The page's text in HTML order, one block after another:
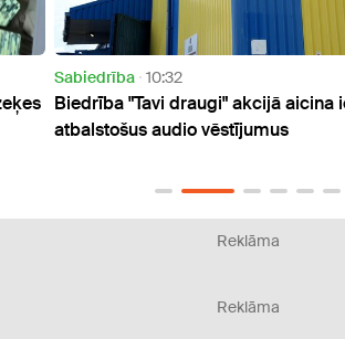
Sabiedrība 10:32
Biedrība "Tavi draugi" akcijā aicina iesūtīt
atbalstošus audio vēstījumus
Reklāma
Reklāma